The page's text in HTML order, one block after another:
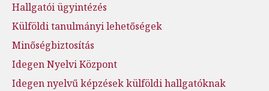
Hallgatói ügyintézés
Külföldi tanulmányi lehetőségek
Minőségbiztosítás
Idegen Nyelvi Központ
Idegen nyelvű képzések külföldi hallgatóknak